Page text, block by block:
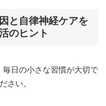
と自律神経ケアを
のヒント
日の小さな習慣が大切で
さい。